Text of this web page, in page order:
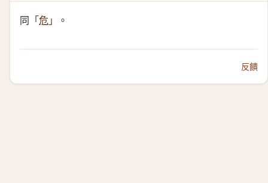
同 「 危 」 。
反饋